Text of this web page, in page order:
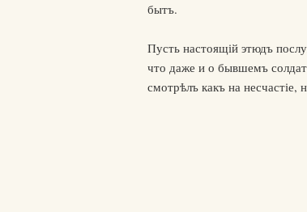
бытъ.
Пусть настоящій этюдъ
что даже и о бывшемъ
смотрѣлъ какъ на